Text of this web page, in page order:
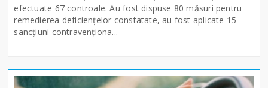
efectuate 67 controale. Au fost dispuse 80 măsuri pentru
remedierea deficiențelor constatate, au fost aplicate 15
sancţiuni contravenționa...